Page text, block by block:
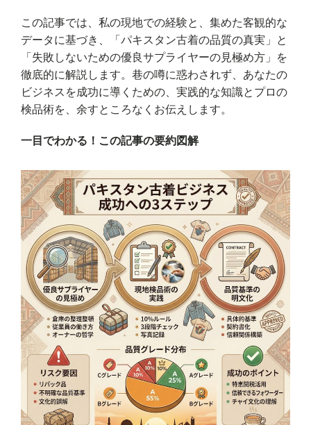
この記事では、私の現地での経験と、集めた客観的な
データに基づき、「パキスタン古着の品質の真実」と
「失敗しないための優良サプライヤーの見極め方」を
徹底的に解説します。巷の噂に惑わされず、あなたの
ビジネスを成功に導くための、実践的な知識とプロの
検品術を、余すところなくお伝えします。
一目でわかる！この記事の要約図解